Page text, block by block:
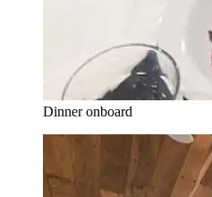
Dinner onboard